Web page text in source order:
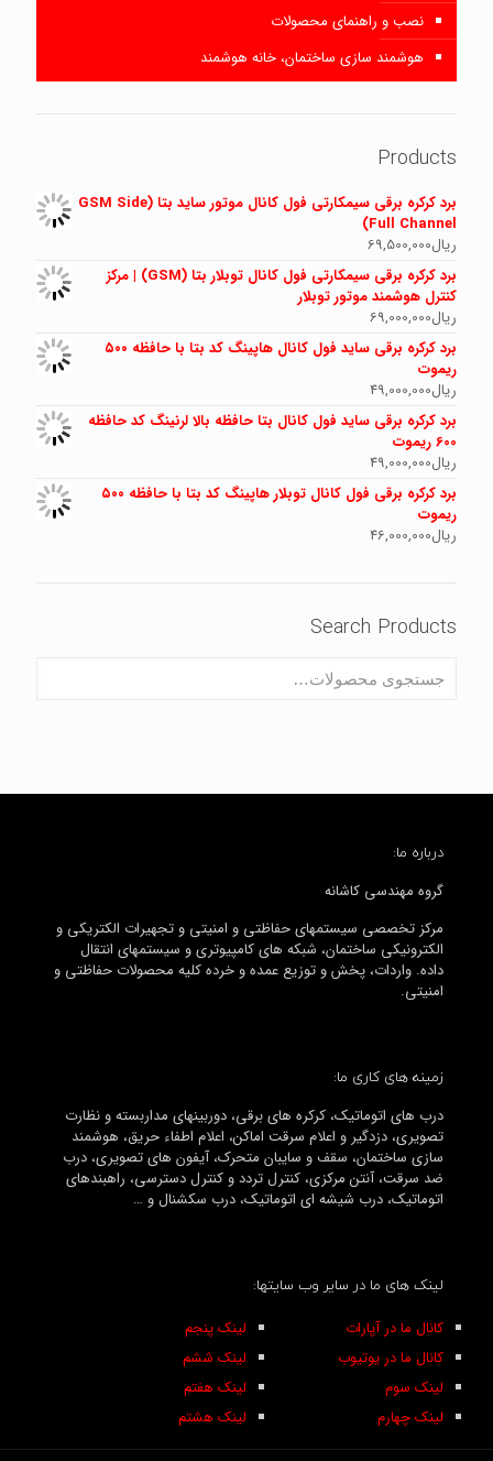
نصب و راهنمای محصولات
هوشمند سازی ساختمان، خانه هوشمند
Products
برد کرکره برقی سیمکارتی فول کانال موتور ساید بتا (GSM Side
Full Channel)
ریال69,500,000
برد کرکره برقی سیمکارتی فول کانال توبلار بتا (GSM) | مرکز
کنترل هوشمند موتور توبلار
ریال69,000,000
برد کرکره برقی ساید فول کانال هاپینگ کد بتا با حافظه ۵۰۰
ریموت
ریال49,000,000
برد کرکره برقی ساید فول کانال بتا حافظه بالا لرنینگ کد حافظه
600 ریموت
ریال49,000,000
برد کرکره برقی فول کانال توبلار هاپینگ کد بتا با حافظه ۵۰۰
ریموت
ریال46,000,000
Search Products
درباره ما:
گروه مهندسی کاشانه
مرکز تخصصی سیستمهای حفاظتی و امنیتی و تجهیرات الکتریکی و
الکترونیکی ساختمان، شبکه های کامپیوتری و سیستمهای انتقال
داده. واردات، پخش و توزیع عمده و خرده کلیه محصولات حفاظتی و
امنیتی.
زمینه های کاری ما:
درب های اتوماتیک، کرکره های برقی، دوربینهای مداربسته و نظارت
تصویری، دزدگیر و اعلام سرقت اماکن، اعلام اطفاء حریق، هوشمند
سازی ساختمان، سقف و سایبان متحرک، آیفون های تصویری، درب
ضد سرقت، آنتن مرکزی، کنترل تردد و کنترل دسترسی، راهبندهای
اتوماتیک، درب شیشه ای اتوماتیک، درب سکشنال و …
لینک های ما در سایر وب سایتها:
لینک پنجم
لینک ششم
لینک هفتم
لینک هشتم
کانال ما در آپارات
کانال ما در یوتیوب
لینک سوم
لینک چهارم